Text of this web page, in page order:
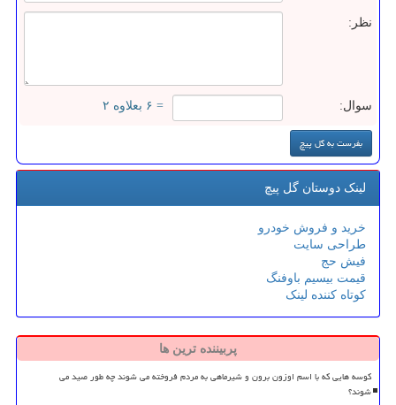
نظر:
سوال: = ۶ بعلاوه ۲
لینک دوستان گل پیچ
خرید و فروش خودرو
طراحی سایت
فیش حج
قیمت بیسیم باوفنگ
کوتاه کننده لینک
پربیننده ترین ها
کوسه هایی که با اسم اوزون برون و شیرماهی به مردم فروخته می شوند چه طور صید می
شوند؟